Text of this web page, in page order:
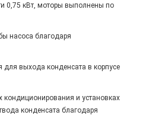
0,75 кВт, моторы выполнены по
насоса благодаря
для выхода конденсата в корпусе
и установках
конденсата благодаря